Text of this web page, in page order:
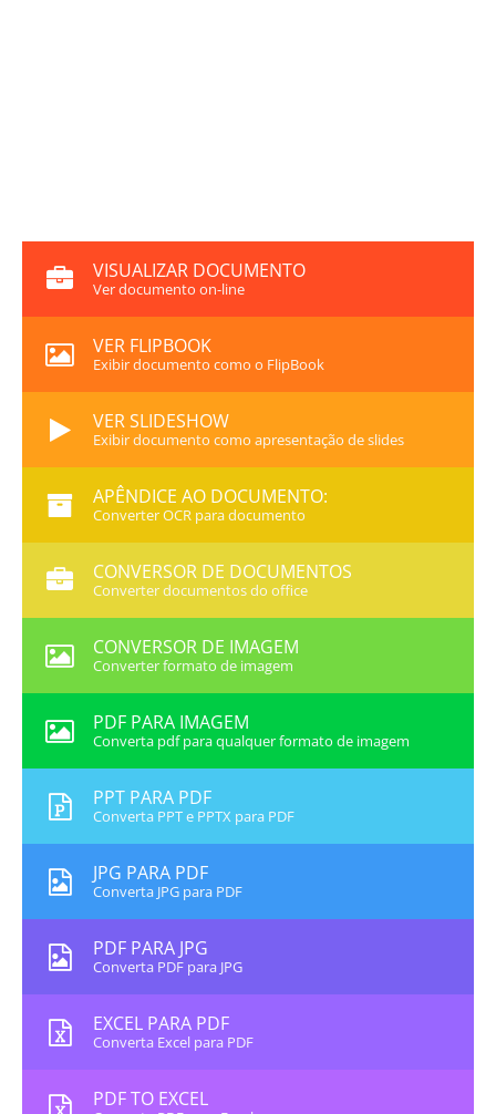
VISUALIZAR DOCUMENTO
Ver documento on-line
VER FLIPBOOK
Exibir documento como o FlipBook
VER SLIDESHOW
Exibir documento como apresentação de slides
APÊNDICE AO DOCUMENTO:
Converter OCR para documento
CONVERSOR DE DOCUMENTOS
Converter documentos do office
CONVERSOR DE IMAGEM
Converter formato de imagem
PDF PARA IMAGEM
Converta pdf para qualquer formato de imagem
PPT PARA PDF
Converta PPT e PPTX para PDF
JPG PARA PDF
Converta JPG para PDF
PDF PARA JPG
Converta PDF para JPG
EXCEL PARA PDF
Converta Excel para PDF
PDF TO EXCEL